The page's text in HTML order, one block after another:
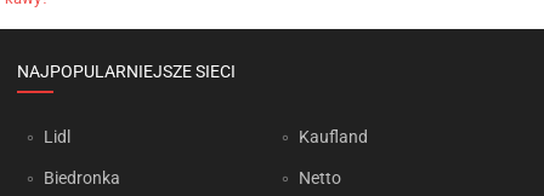
NAJPOPULARNIEJSZE SIECI
Lidl
Biedronka
Kaufland
Netto